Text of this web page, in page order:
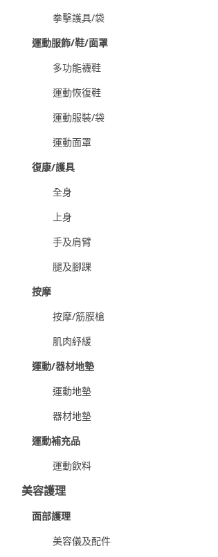
拳擊護具/袋
運動服飾/鞋/面罩
多功能襪鞋
運動恢復鞋
運動服裝/袋
運動面罩
復康/護具
全身
上身
手及肩臂
腿及腳踝
按摩
按摩/筋膜槍
肌肉紓緩
運動/器材地墊
運動地墊
器材地墊
運動補充品
運動飲料
美容護理
面部護理
美容儀及配件